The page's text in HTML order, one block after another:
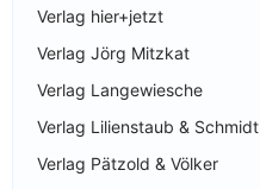
Verlag hier+jetzt
Verlag Jörg Mitzkat
Verlag Langewiesche
Verlag Lilienstaub & Schmidt
Verlag Pätzold & Völker